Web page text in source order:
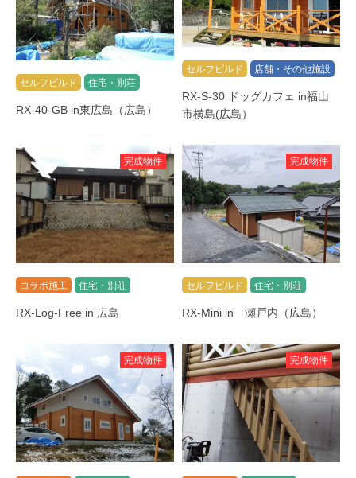
セルフビルド 住宅・別荘
RX-40-GB in東広島（広島）
セルフビルド 店舗・その他施設
RX-S-30 ドッグカフェ in福山
市横島(広島）
完成物件
コラボ施工 住宅・別荘
RX-Log-Free in 広島
完成物件
セルフビルド 住宅・別荘
RX-Mini in 瀬戸内（広島）
完成物件 完成物件